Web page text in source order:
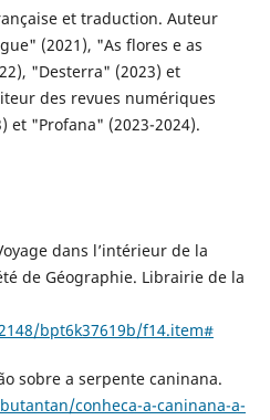
et traduction. Auteur
(2021), "As flores e as
"Desterra" (2023) et
des revues numériques
et "Profana" (2023-2024).
dans l’intérieur de la
de Géographie. Librairie de la
bpt6k37619b/f14.item#
sobre a serpente caninana.
conheca-a-caninana-a-